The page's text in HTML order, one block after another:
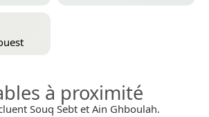
à proximité
Souq Sebt et Ain Ghboulah.